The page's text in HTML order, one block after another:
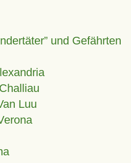
und Gefährten
Luu